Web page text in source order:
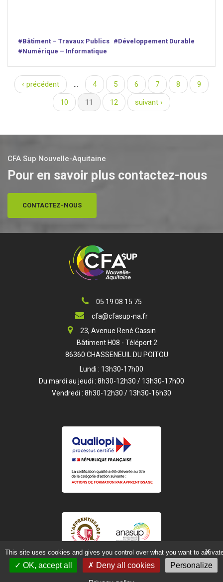
#Bâtiment – Travaux Publics #Développement Durable
#Numérique – Informatique
Pages
‹ précédent … 4 5 6 7 8
9
10
11 12 suivant ›
CFA Sup Nouvelle-Aquitaine
Pour en savoir plus contactez-nous
CONTACTEZ-NOUS
05 19 08 15 75
cfa@cfasup-na.fr
23, Avenue René Cassin
Bâtiment H08 - Téléport 2
86360 CHASSENEUIL DU POITOU
Lundi : 13h30-17h00
Du mardi au jeudi : 8h30-12h30 / 13h30-17h00
Vendredi : 8h30-12h30 / 13h30-16h30
X
This site uses cookies and gives you control over what you want to
OK, accept all Deny all cookies Personalize